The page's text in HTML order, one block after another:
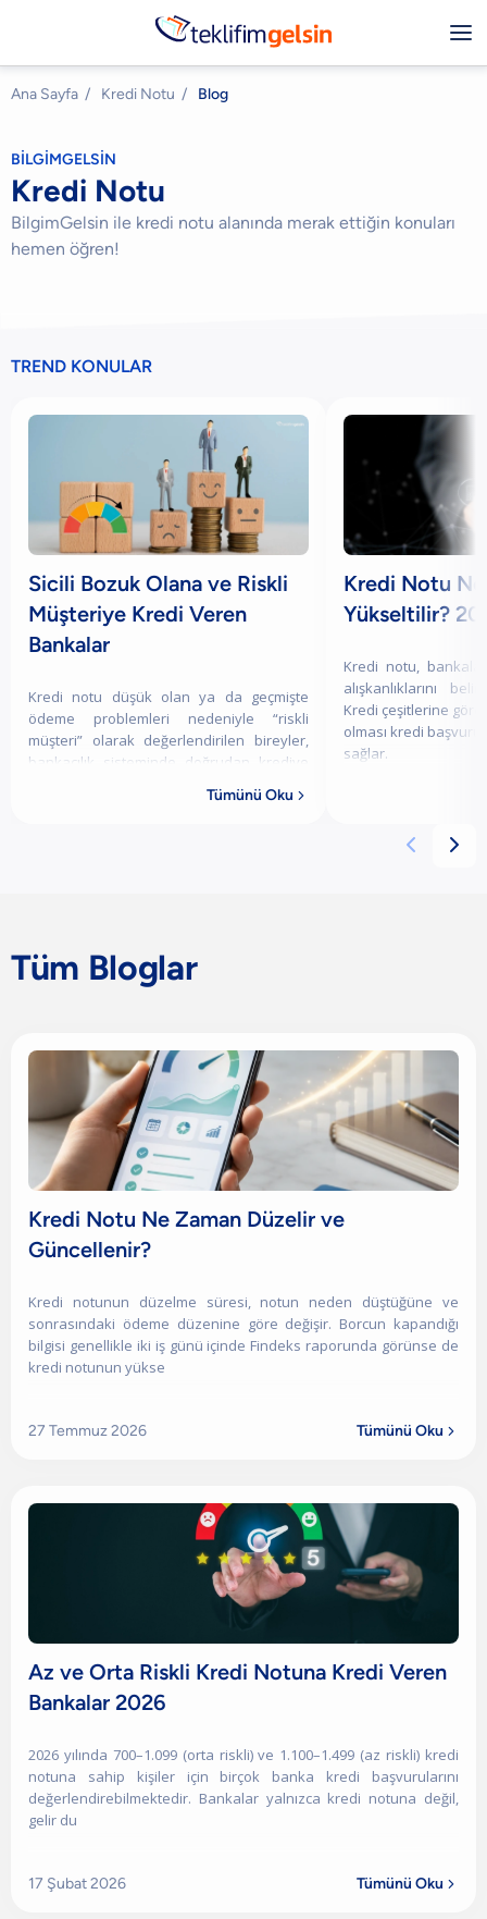
Ana Sayfa / Kredi Notu / Blog
BİLGİMGELSİN
Kredi Notu
BilgimGelsin ile kredi notu alanında merak ettiğin konuları
hemen öğren!
TREND KONULAR
Sicili Bozuk Olana ve Riskli
Müşteriye Kredi Veren
Bankalar
Kredi notu düşük olan ya da geçmişte
ödeme problemleri nedeniyle “riskli
müşteri” olarak değerlendirilen bireyler,
bankacılık sisteminde doğrudan krediye
Tümünü Oku 
Kredi Notu
Yükseltilir?
Kredi notu,
alışkanlıklarını
Kredi çeşitlerine
olması kredi
sağlar.
 
Tüm Bloglar
Kredi Notu Ne Zaman Düzelir ve
Güncellenir?
Kredi notunun düzelme süresi, notun neden düştüğüne ve
sonrasındaki ödeme düzenine göre değişir. Borcun kapandığı
bilgisi genellikle iki iş günü içinde Findeks raporunda görünse de
kredi notunun yükse
27 Temmuz 2026 Tümünü Oku 
Az ve Orta Riskli Kredi Notuna Kredi Veren
Bankalar 2026
2026 yılında 700–1.099 (orta riskli) ve 1.100–1.499 (az riskli) kredi
notuna sahip kişiler için birçok banka kredi başvurularını
değerlendirebilmektedir. Bankalar yalnızca kredi notuna değil,
gelir du
17 Şubat 2026 Tümünü Oku 